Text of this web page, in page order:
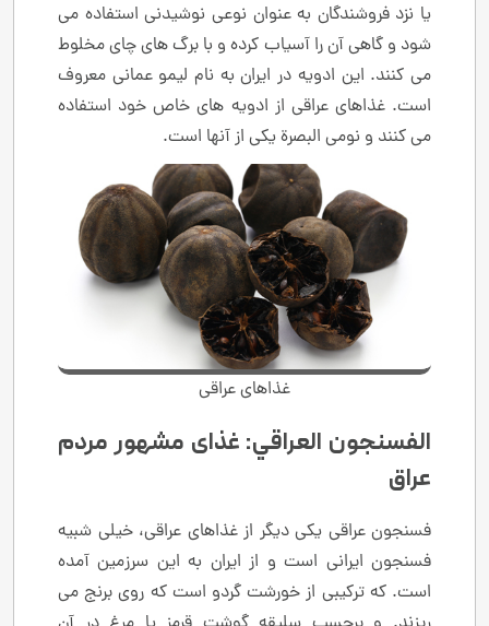
یا نزد فروشندگان به عنوان نوعی نوشیدنی استفاده می
شود و گاهی آن را آسیاب کرده و با برگ های چای مخلوط
می کنند. این ادویه در ایران به نام لیمو عمانی معروف
است. غذاهای عراقی از ادویه های خاص خود استفاده
می کنند و نومی البصرة یکی از آنها است.
غذاهای عراقی
الفسنجون العراقي: غذای مشهور مردم
عراق
فسنجون عراقی یکی دیگر از غذاهای عراقی، خیلی شبیه
فسنجون ایرانی است و از ایران به این سرزمین آمده
است. که ترکیبی از خورشت گردو است که روی برنج می